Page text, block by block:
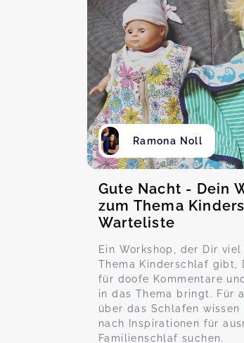
Ramona Noll
Gute Nacht - Dein
zum Thema
Warteliste
Ein Workshop, der Dir viel
Thema Kinderschlaf gibt,
für doofe Kommentare
in das Thema bringt. Für
über das Schlafen wissen
nach Inspirationen für
Familienschlaf suchen.